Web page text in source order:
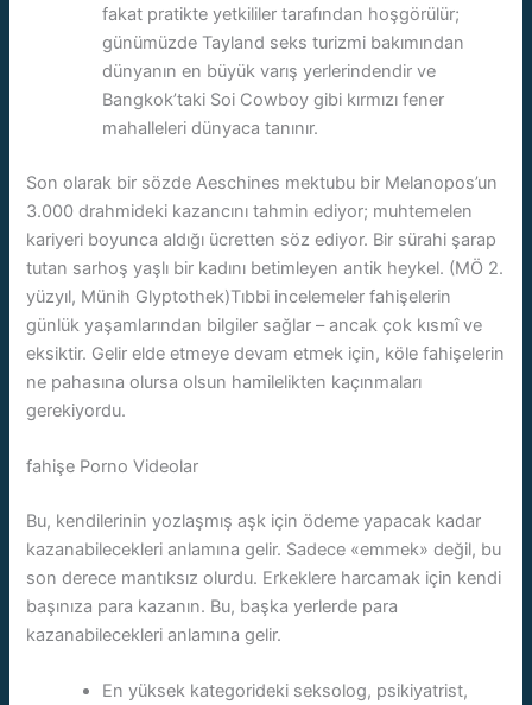
fakat pratikte yetkililer tarafından hoşgörülür;
günümüzde Tayland seks turizmi bakımından
dünyanın en büyük varış yerlerindendir ve
Bangkok’taki Soi Cowboy gibi kırmızı fener
mahalleleri dünyaca tanınır.
Son olarak bir sözde Aeschines mektubu bir Melanopos’un
3.000 drahmideki kazancını tahmin ediyor; muhtemelen
kariyeri boyunca aldığı ücretten söz ediyor. Bir sürahi şarap
tutan sarhoş yaşlı bir kadını betimleyen antik heykel. (MÖ 2.
yüzyıl, Münih Glyptothek)Tıbbi incelemeler fahişelerin
günlük yaşamlarından bilgiler sağlar – ancak çok kısmî ve
eksiktir. Gelir elde etmeye devam etmek için, köle fahişelerin
ne pahasına olursa olsun hamilelikten kaçınmaları
gerekiyordu.
fahişe Porno Videolar
Bu, kendilerinin yozlaşmış aşk için ödeme yapacak kadar
kazanabilecekleri anlamına gelir. Sadece «emmek» değil, bu
son derece mantıksız olurdu. Erkeklere harcamak için kendi
başınıza para kazanın. Bu, başka yerlerde para
kazanabilecekleri anlamına gelir.
En yüksek kategorideki seksolog, psikiyatrist,